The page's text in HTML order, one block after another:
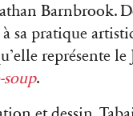
Barnbrook.
sa pratique
représente
soup.